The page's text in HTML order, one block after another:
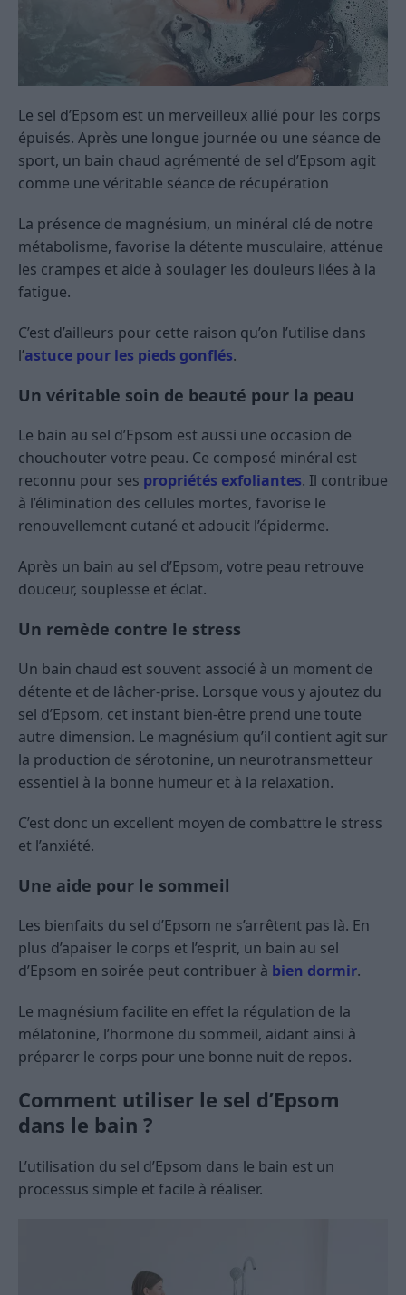
Le sel d’Epsom est un merveilleux allié pour les corps
épuisés. Après une longue journée ou une séance de
sport, un bain chaud agrémenté de sel d’Epsom agit
comme une véritable séance de récupération
La présence de magnésium, un minéral clé de notre
métabolisme, favorise la détente musculaire, atténue
les crampes et aide à soulager les douleurs liées à la
fatigue.
C’est d’ailleurs pour cette raison qu’on l’utilise dans
l’astuce pour les pieds gonflés.
Un véritable soin de beauté pour la peau
Le bain au sel d’Epsom est aussi une occasion de
chouchouter votre peau. Ce composé minéral est
reconnu pour ses propriétés exfoliantes. Il contribue
à l’élimination des cellules mortes, favorise le
renouvellement cutané et adoucit l’épiderme.
Après un bain au sel d’Epsom, votre peau retrouve
douceur, souplesse et éclat.
Un remède contre le stress
Un bain chaud est souvent associé à un moment de
détente et de lâcher-prise. Lorsque vous y ajoutez du
sel d’Epsom, cet instant bien-être prend une toute
autre dimension. Le magnésium qu’il contient agit sur
la production de sérotonine, un neurotransmetteur
essentiel à la bonne humeur et à la relaxation.
C’est donc un excellent moyen de combattre le stress
et l’anxiété.
Une aide pour le sommeil
Les bienfaits du sel d’Epsom ne s’arrêtent pas là. En
plus d’apaiser le corps et l’esprit, un bain au sel
d’Epsom en soirée peut contribuer à bien dormir.
Le magnésium facilite en effet la régulation de la
mélatonine, l’hormone du sommeil, aidant ainsi à
préparer le corps pour une bonne nuit de repos.
Comment utiliser le sel d’Epsom
dans le bain ?
L’utilisation du sel d’Epsom dans le bain est un
processus simple et facile à réaliser.